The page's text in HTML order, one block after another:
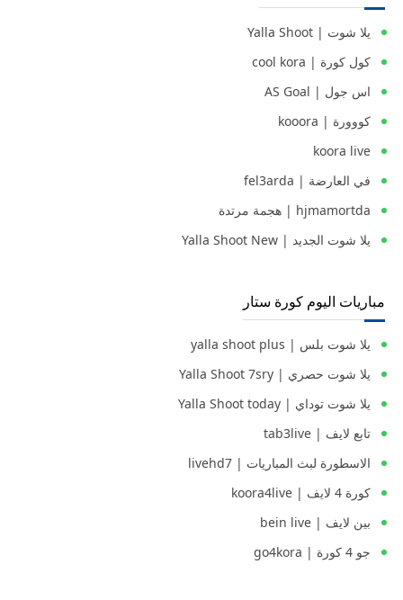
يلا شوت | Yalla Shoot
كول كورة | cool kora
اس جول | AS Goal
كووورة | kooora
koora live
في العارضة | fel3arda
hjmamortda | هجمة مرتدة
يلا شوت الجديد | Yalla Shoot New
مباريات اليوم كورة ستار
يلا شوت بلس | yalla shoot plus
يلا شوت حصري | Yalla Shoot 7sry
يلا شوت توداي | Yalla Shoot today
تابع لايف | tab3live
الاسطورة لبث المباريات | livehd7
كورة 4 لايف | koora4live
بين لايف | bein live
جو 4 كورة | go4kora